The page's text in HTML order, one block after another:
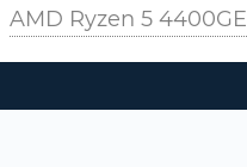
AMD Ryzen 5 4400GE